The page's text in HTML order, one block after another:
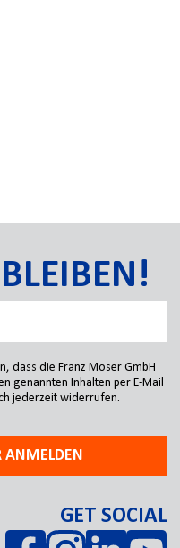
dass die Franz Moser GmbH
genannten Inhalten per E-Mail
jederzeit widerrufen.
ANMELDEN
GET SOCIAL